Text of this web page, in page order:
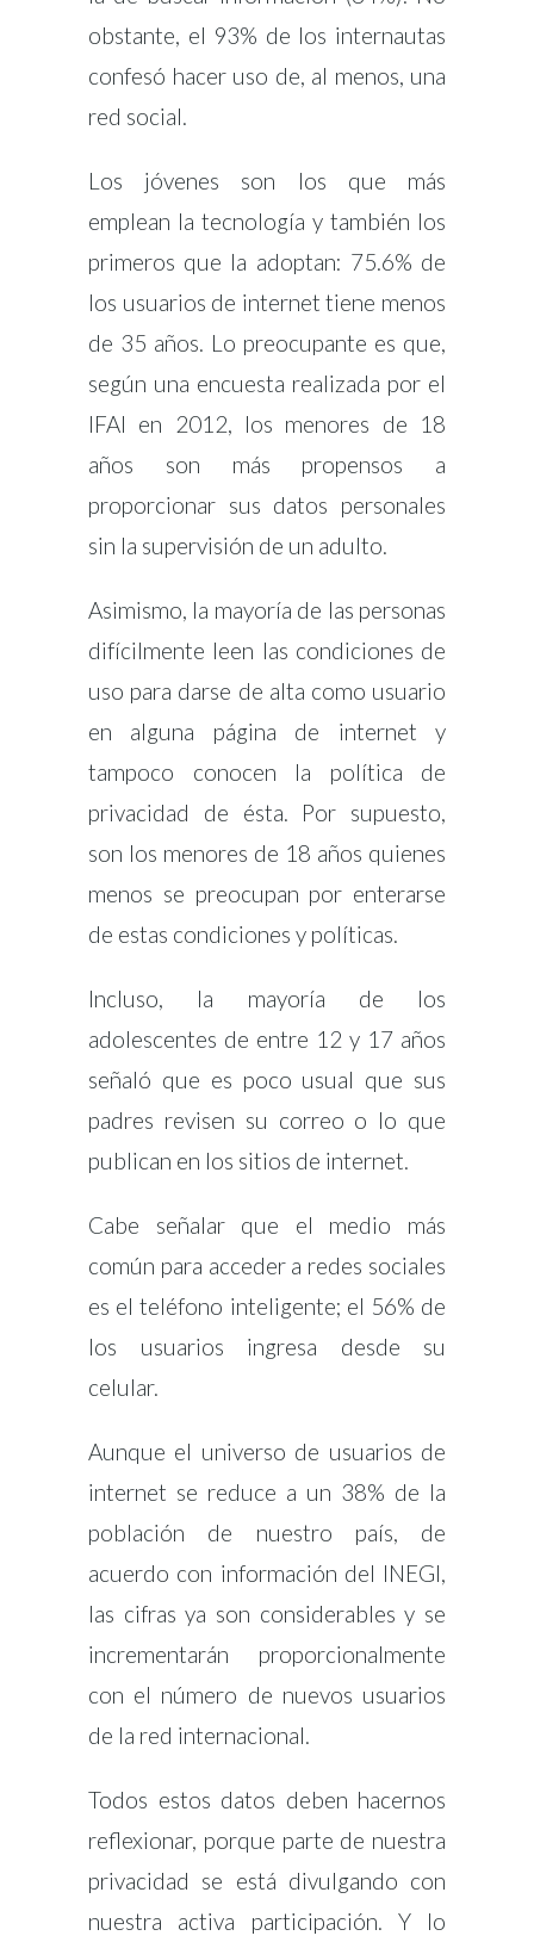
obstante, el 93% de los internautas
confesó hacer uso de, al menos, una
red social.
Los jóvenes son los que más
emplean la tecnología y también los
primeros que la adoptan: 75.6% de
los usuarios de internet tiene menos
de 35 años. Lo preocupante es que,
según una encuesta realizada por el
IFAI en 2012, los menores de 18
años son más propensos a
proporcionar sus datos personales
sin la supervisión de un adulto.
Asimismo, la mayoría de las personas
difícilmente leen las condiciones de
uso para darse de alta como usuario
en alguna página de internet y
tampoco conocen la política de
privacidad de ésta. Por supuesto,
son los menores de 18 años quienes
menos se preocupan por enterarse
de estas condiciones y políticas.
Incluso, la mayoría de los
adolescentes de entre 12 y 17 años
señaló que es poco usual que sus
padres revisen su correo o lo que
publican en los sitios de internet.
Cabe señalar que el medio más
común para acceder a redes sociales
es el teléfono inteligente; el 56% de
los usuarios ingresa desde su
celular.
Aunque el universo de usuarios de
internet se reduce a un 38% de la
población de nuestro país, de
acuerdo con información del INEGI,
las cifras ya son considerables y se
incrementarán proporcionalmente
con el número de nuevos usuarios
de la red internacional.
Todos estos datos deben hacernos
reflexionar, porque parte de nuestra
privacidad se está divulgando con
nuestra activa participación. Y lo